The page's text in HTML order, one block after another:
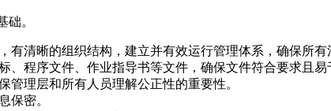
。
有清晰的组织结构，建立并有效运行管理体系，确保所有
、程序文件、作业指导书等文件，确保文件符合要求且易
理层和所有人员理解公正性的重要性。
保密。